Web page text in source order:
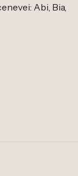
Abi, Bia,